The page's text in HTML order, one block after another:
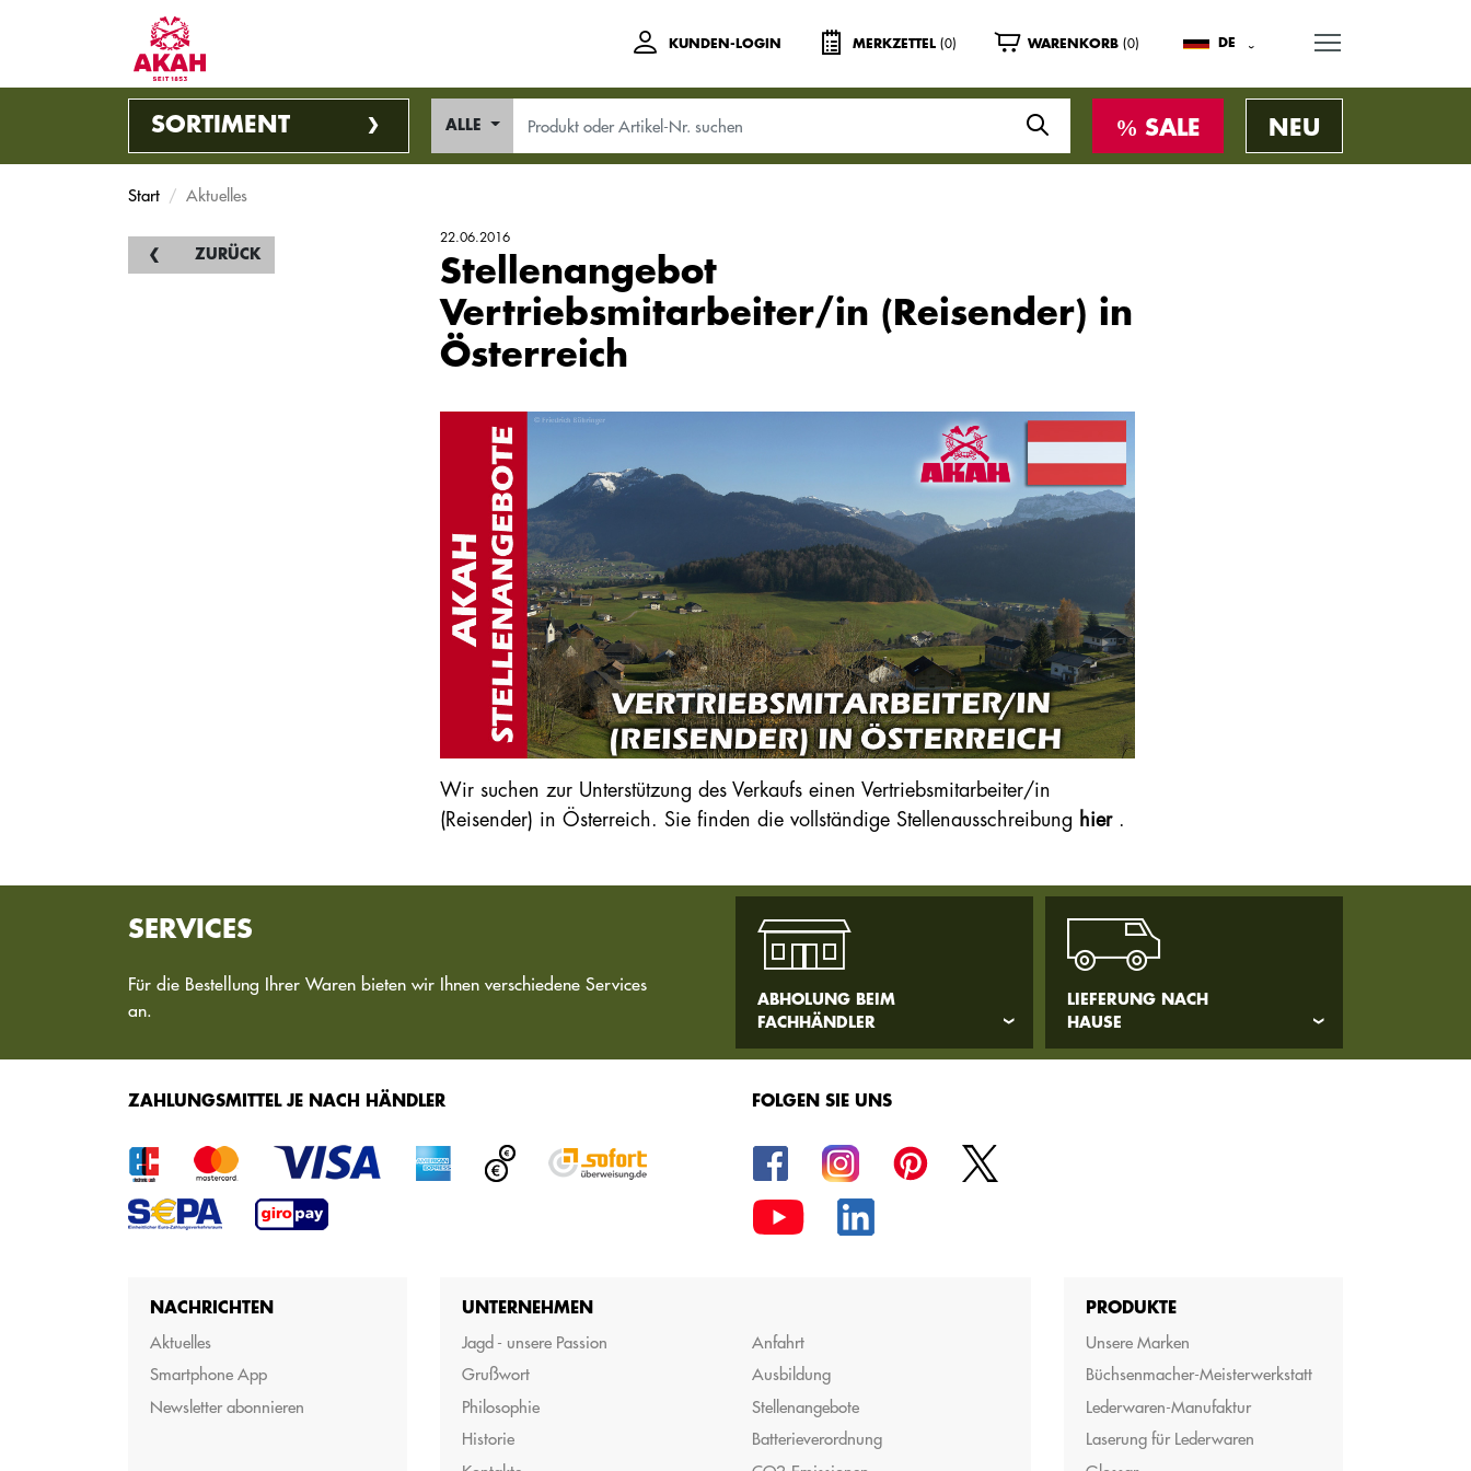
KUNDEN-LOGIN MERKZETTEL (0) WARENKORB (0) DE
SORTIMENT ALLE SALE NEU
Start Aktuelles
ZURÜCK
22.06.2016
Stellenangebot
Vertriebsmitarbeiter/in (Reisender) in
Österreich
Wir suchen zur Unterstützung des Verkaufs einen Vertriebsmitarbeiter/in
(Reisender) in Österreich. Sie finden die vollständige Stellenausschreibung hier .
SERVICES
Für die Bestellung Ihrer Waren bieten wir Ihnen verschiedene Services
an.
ABHOLUNG BEIM
FACHHÄNDLER
LIEFERUNG NACH
HAUSE
ZAHLUNGSMITTEL JE NACH HÄNDLER FOLGEN SIE UNS
NACHRICHTEN
Aktuelles
Smartphone App
Newsletter abonnieren
UNTERNEHMEN
Jagd - unsere Passion
Grußwort
Philosophie
Historie
Anfahrt
Ausbildung
Stellenangebote
Batterieverordnung
PRODUKTE
Unsere Marken
Büchsenmacher-Meisterwerkstatt
Lederwaren-Manufaktur
Laserung für Lederwaren